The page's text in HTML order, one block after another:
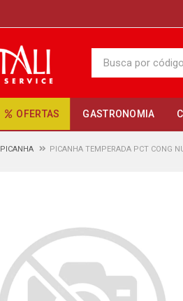
OFERTAS GASTRONOMIA
PICANHA PICANHA TEMPERADA PCT CONG